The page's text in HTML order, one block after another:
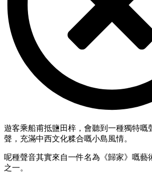
遊客乘船甫抵鹽田梓，會聽到一種獨特嘅
聲，充滿中西文化糅合嘅小島風情。
呢種聲音其實來自一件名為《歸家》嘅藝
之一。